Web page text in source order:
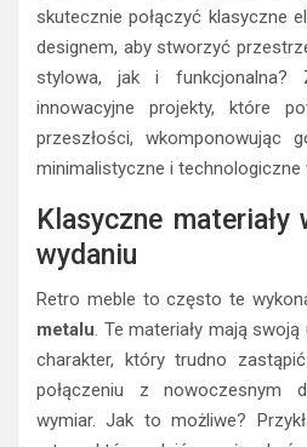
skutecznie połączyć klasyczne
designem, aby stworzyć
stylowa, jak i funkcjonalna?
innowacyjne projekty, które
przeszłości, wkomponowując
minimalistyczne i technologiczne
Klasyczne materiały
wydaniu
Retro meble to często te
metalu. Te materiały mają
charakter, który trudno
połączeniu z nowoczesnym
wymiar. Jak to możliwe?